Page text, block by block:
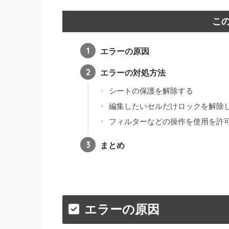
こ
エラーの原因
エラーの対処方法
シートの保護を解除する
編集したいセルだけロックを解除
フィルターなどの操作を使用を許
まとめ
エラーの原因